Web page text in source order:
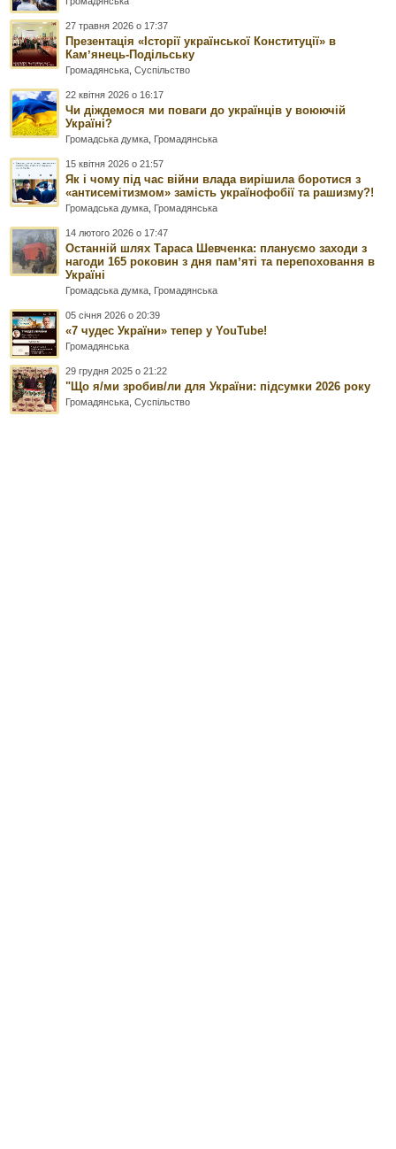
27 травня 2026 о 17:37
Презентація «Історії української Конституції» в
Камʼянець-Подільську
Громадянська ,Суспільство
22 квітня 2026 о 16:17
Чи діждемося ми поваги до українців у воюючій
Україні?
Громадська думка Громадянська
15 квітня 2026 о 21:57
Як і чому під час війни влада вирішила боротися з
«антисемітизмом» замість українофобії та рашизму?!
Громадська думка Громадянська
14 лютого 2026 о 17:47
Останній шлях Тараса Шевченка: плануємо заходи з
нагоди 165 роковин з дня памʼяті та перепоховання в
Україні
Громадська думка Громадянська
05 січня 2026 о 20:39
«7 чудес України» тепер у YouTube!
Громадянська
29 грудня 2025 о 21:22
"Що я/ми зробив/ли для України: підсумки 2026 року
Громадянська ,Суспільство